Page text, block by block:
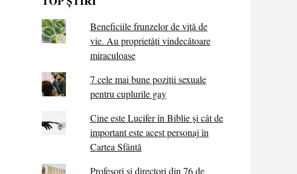
Beneficiile frunzelor de viță de
vie. Au proprietăţi vindecătoare
miraculoase
7 cele mai bune poziții sexuale
pentru cuplurile gay
Cine este Lucifer în Biblie și cât de
important este acest personaj în
Cartea Sfântă
Profesori și directori din 76 de